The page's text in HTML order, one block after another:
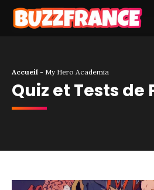
Accueil - My Hero Academia
Quiz et Tests